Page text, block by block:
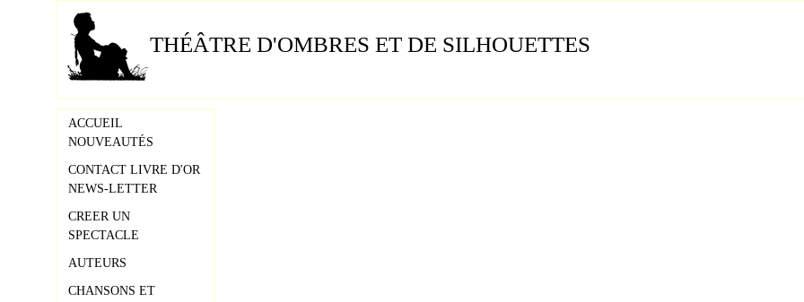
THÉÂTRE D'OMBRES ET DE SILHOUETTES
ACCUEIL
NOUVEAUTÉS
CONTACT LIVRE D'OR
NEWS-LETTER
CREER UN
SPECTACLE
AUTEURS
CHANSONS ET